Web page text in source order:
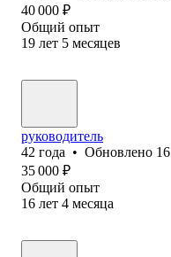
40 000 ₽
Общий опыт
19 лет 5 месяцев
руководитель
42 года • Обновлено
35 000 ₽
Общий опыт
16 лет 4 месяца